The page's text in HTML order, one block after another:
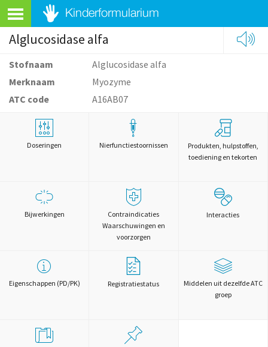
Alglucosidase alfa
Stofnaam
Alglucosidase alfa
Merknaam
Myozyme
ATC code
A16AB07
Doseringen Nierfunctiestoornissen
Produkten, hulpstoffen,
toediening en tekorten
Bijwerkingen
Contraindicaties
Waarschuwingen en
voorzorgen
Interacties
Eigenschappen (PD/PK) Registratiestatus
Middelen uit dezelfde ATC
groep